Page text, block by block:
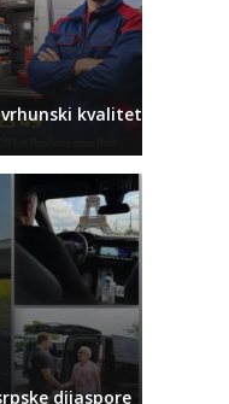
vrhunski kvalitet
dijaspore